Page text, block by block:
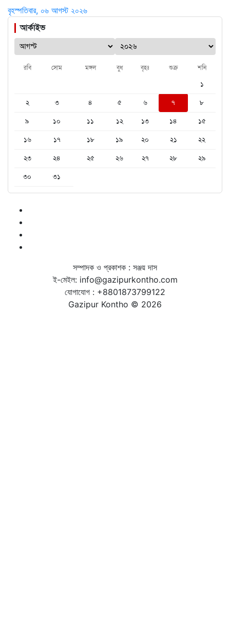
বৃহস্পতিবার, ০৬ আগস্ট ২০২৬
আর্কাইভ
রবি সোম মঙ্গল বুধ বৃহঃ শুক্র শনি
১
২
৩ ৪ ৫ ৬ ৭
৮
৯
১০ ১১ ১২ ১৩ ১৪
১৫
১৬
১৭ ১৮ ১৯ ২০ ২১
২২
২৩
২৪ ২৫ ২৬ ২৭ ২৮
২৯
৩০
৩১
সম্পাদক ও প্রকাশক : সঞ্জয় দাস
ই-মেইল: info@gazipurkontho.com
যোগাযোগ : +8801873799122
Gazipur Kontho © 2026